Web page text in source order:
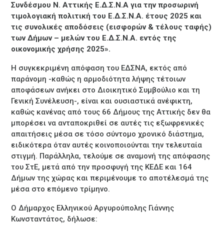
Συνδέσμου Ν. Αττικής Ε.Δ.Σ.Ν.Α για την προσωρινή
τιμολογιακή πολιτική του Ε.Δ.Σ.Ν.Α. έτους 2025 και
τις συνολικές αποδόσεις (εισφορών & τέλους ταφής)
των Δήμων – μελών του Ε.Δ.Σ.Ν.Α. εντός της
οικονομικής χρήσης 2025».
Η συγκεκριμένη απόφαση του ΕΔΣΝΑ, εκτός από
παράνομη -καθώς η αρμοδιότητα λήψης τέτοιων
αποφάσεων ανήκει στο Διοικητικό Συμβούλιο και τη
Γενική Συνέλευση-, είναι και ουσιαστικά ανέφικτη,
καθώς κανένας από τους 66 Δήμους της Αττικής δεν θα
μπορέσει να ανταποκριθεί σε αυτές τις εξωφρενικές
απαιτήσεις μέσα σε τόσο σύντομο χρονικό διάστημα,
ειδικότερα όταν αυτές κοινοποιούνται την τελευταία
στιγμή. Παράλληλα, τελούμε σε αναμονή της απόφασης
του ΣτΕ, μετά από την προσφυγή της ΚΕΔΕ και 164
Δήμων της χώρας και περιμένουμε το αποτέλεσμά της
μέσα στο επόμενο τρίμηνο.
Ο Δήμαρχος Ελληνικού Αργυρούπολης Γιάννης
Κωνσταντάτος, δήλωσε: